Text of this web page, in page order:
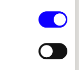
dai
torcia elettrica